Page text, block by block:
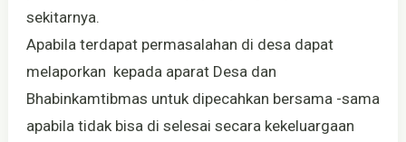
sekitarnya.
Apabila terdapat permasalahan di desa dapat
melaporkan kepada aparat Desa dan
Bhabinkamtibmas untuk dipecahkan bersama -sama
apabila tidak bisa di selesai secara kekeluargaan